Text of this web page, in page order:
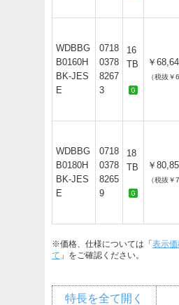
WDBBG
B0160H
BK-JES
E
0718
0378
8267
3
16
TB
￥
（税抜￥
WDBBG
B0180H
BK-JES
E
0718
0378
8265
9
18
TB
￥
（税抜￥
※価格、仕様については「 表示
て 」をご確認ください。
特長を全て開く